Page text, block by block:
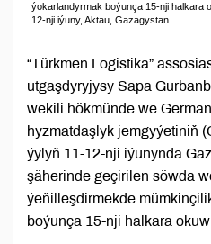
ýokarlandyrmak boýunça 15-nji halkara
12-nji iýuny, Aktau, Gazagystan
“Türkmen Logistika”
utgaşdyryjysy Sapa
wekili hökmünde we
hyzmatdaşlyk jemgyýetiniň
ýylyň 11-12-nji iýunynda
şäherinde geçirilen söwda
ýeňilleşdirmekde
boýunça 15-nji halkara